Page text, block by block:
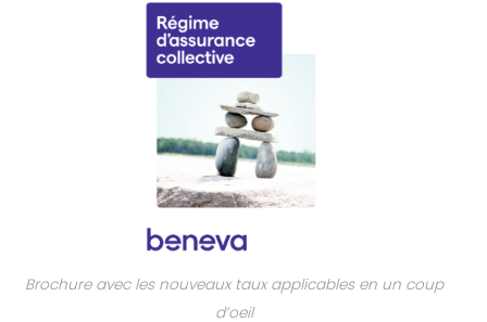
Brochure avec les nouveaux taux applicables en un coup
d’oeil